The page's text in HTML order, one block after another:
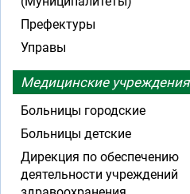
Префектуры
Управы
Медицинские учреждения
Больницы городские
Больницы детские
Дирекция по обеспечению
деятельности учреждений